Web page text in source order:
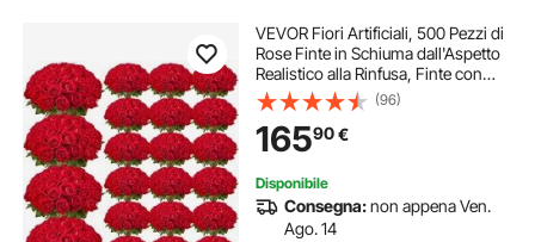
VEVOR Fiori Artificiali, 500 Pezzi di
Rose Finte in Schiuma dall'Aspetto
Realistico alla Rinfusa, Finte con
Steli per Fiori da Sposa Fai da Te,
Centrotavola per Casa Decorazioni,
Rosso
(96)
16590€
Disponibile
Consegna:non appena Ven.
Ago. 14